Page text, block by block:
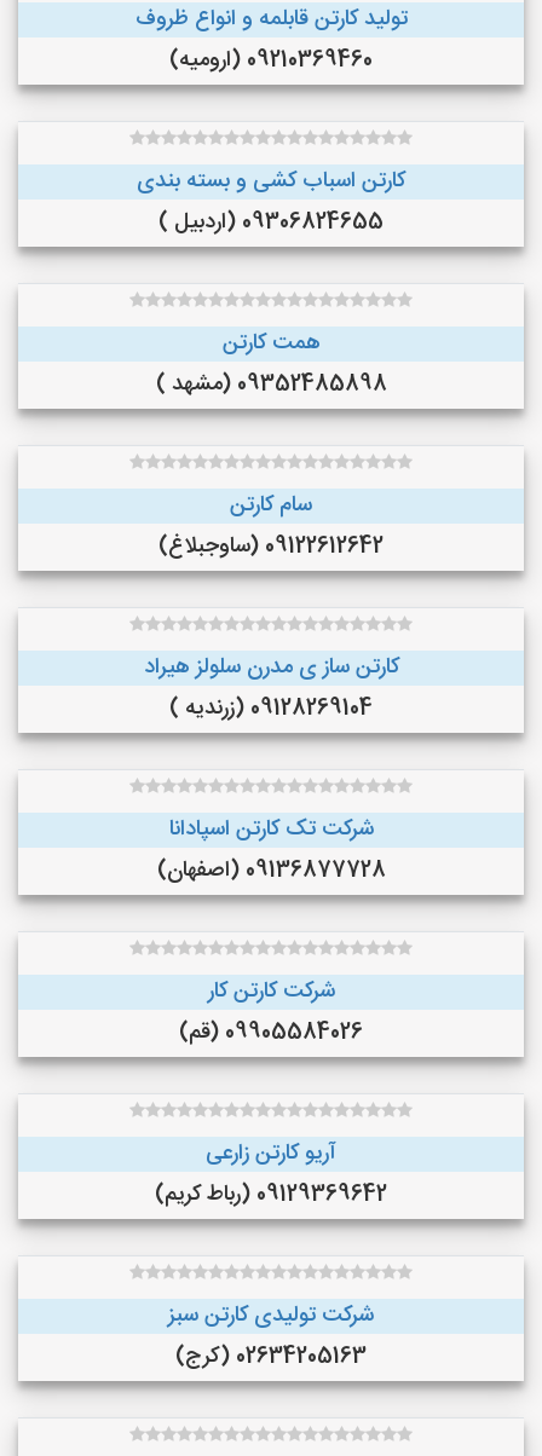
تولید کارتن قابلمه و انواع ظروف
09210369460 (ارومیه)
کارتن اسباب کشی و بسته بندی
09306824655 (اردبیل )
همت کارتن
09352485898 (مشهد )
سام کارتن
09122612642 (ساوجبلاغ)
کارتن ساز ی مدرن سلولز هیراد
09128269104 (زرندیه )
شرکت تک کارتن اسپادانا
09136877728 (اصفهان)
شرکت کارتن کار
09905584026 (قم)
آریو کارتن زارعی
09129369642 (رباط کریم)
شرکت تولیدی کارتن سبز
02634205163 (کرج)